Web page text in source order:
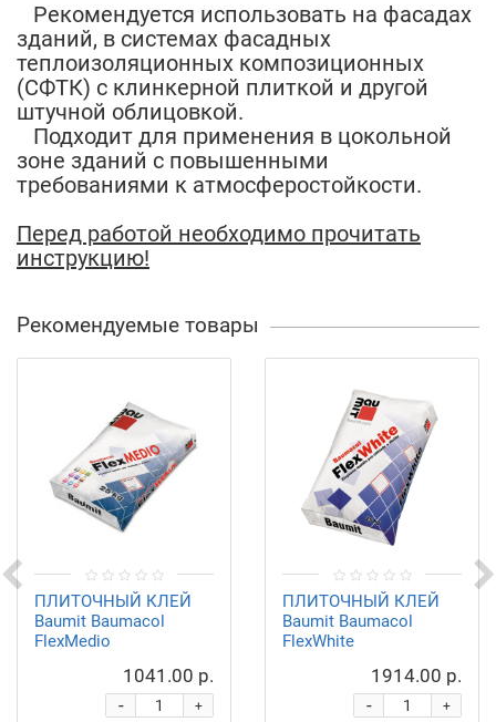
Рекомендуется использовать на фасадах
зданий, в системах фасадных
теплоизоляционных композиционных
(СФТК) с клинкерной плиткой и другой
штучной облицовкой.
Подходит для применения в цокольной
зоне зданий с повышенными
требованиями к атмосферостойкости.
Перед работой необходимо прочитать
инструкцию!
Рекомендуемые товары
ПЛИТОЧНЫЙ КЛЕЙ
Baumit Baumacol
FlexMedio
1041.00 р.
+
-
ПЛИТОЧНЫЙ КЛЕЙ
Baumit Baumacol
FlexWhite
1914.00 р.
+
-